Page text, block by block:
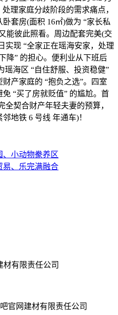
理家庭分歧阶段的需求痛点，
套房(面积 16㎡)做为 “家长私
能彼此照看。周边配套完美(交
实现 “全家正在瑶海安家，处理
降” 的担心。便利业从下班后
瑶海区 “自住舒服、投资稳健”
产家庭的 “抱负之选”。四室
“买了房就贬值” 的尴尬。首
全契合财产年轻夫妻的预算，
地铁 6 号线 年通车)！
、小动物豢养区
易、乐完满融合
官网建材有限责任公司